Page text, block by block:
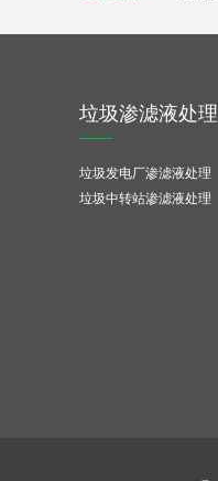
垃圾渗滤液处理
垃圾发电厂渗滤液处理
垃圾中转站渗滤液处理